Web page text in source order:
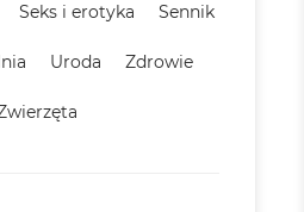
Seks i erotyka Sennik
Uroda Zdrowie